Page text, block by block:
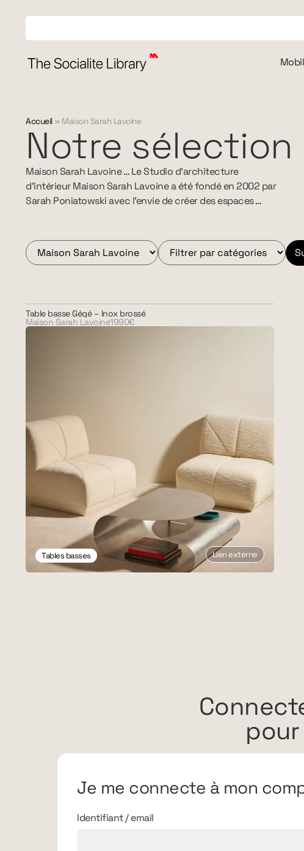
Accueil» Maison Sarah Lavoine
Notre sélection
Maison Sarah Lavoine … Le Studio d’architecture
d’intérieur Maison Sarah Lavoine a été fondé en 2002 par
Sarah Poniatowski avec l’envie de créer des espaces …
Table basse Gégé – Inox brossé
Maison Sarah Lavoine1990€
Tables basses Lien externe
Je me connecte à mon
Identifiant / email